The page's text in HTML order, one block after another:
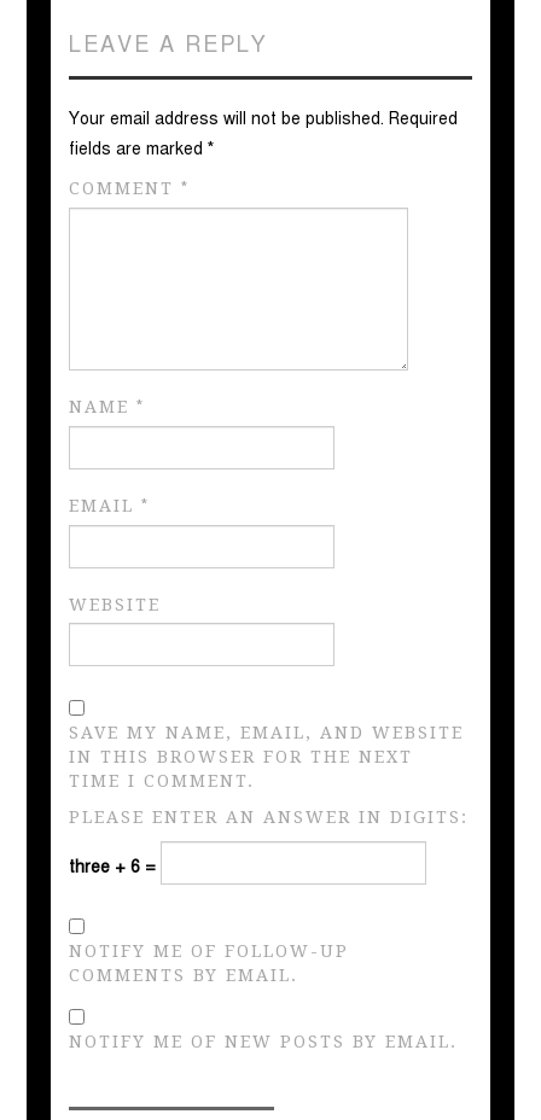
LEAVE A REPLY
Your email address will not be published. Required
fields are marked*
COMMENT*
NAME*
EMAIL*
WEBSITE
SAVE MY NAME, EMAIL, AND WEBSITE
IN THIS BROWSER FOR THE NEXT
TIME I COMMENT.
PLEASE ENTER AN ANSWER IN DIGITS:
three + 6 =
NOTIFY ME OF FOLLOW-UP
COMMENTS BY EMAIL.
NOTIFY ME OF NEW POSTS BY EMAIL.